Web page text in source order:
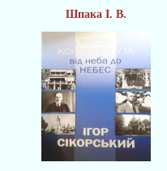
Шпака І. В.